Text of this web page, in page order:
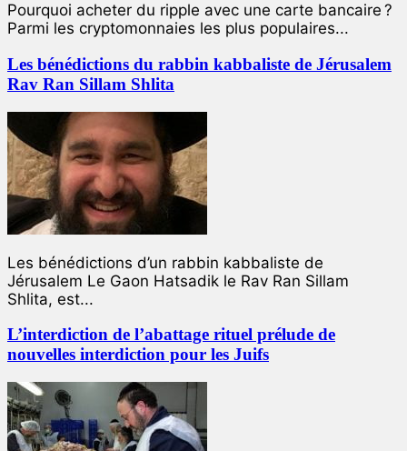
Pourquoi acheter du ripple avec une carte bancaire ?
Parmi les cryptomonnaies les plus populaires...
Les bénédictions du rabbin kabbaliste de Jérusalem
Rav Ran Sillam Shlita
Les bénédictions d’un rabbin kabbaliste de
Jérusalem Le Gaon Hatsadik le Rav Ran Sillam
Shlita, est...
L’interdiction de l’abattage rituel prélude de
nouvelles interdiction pour les Juifs